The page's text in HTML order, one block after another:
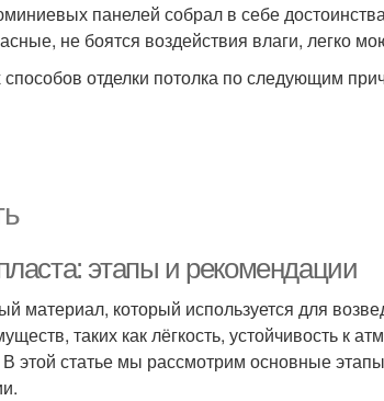
панелей собрал в себе
не боятся воздействия влаги, легко
отделки потолка по следующим
этапы и рекомендации
материал, который используется для
таких как лёгкость, устойчивость к
этой статье мы рассмотрим основные